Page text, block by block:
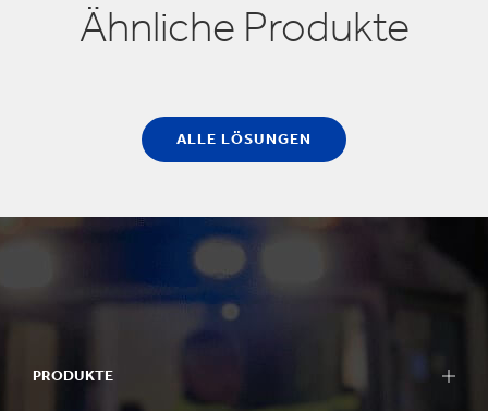
Ähnliche Produkte
ALLE LÖSUNGEN
PRODUKTE